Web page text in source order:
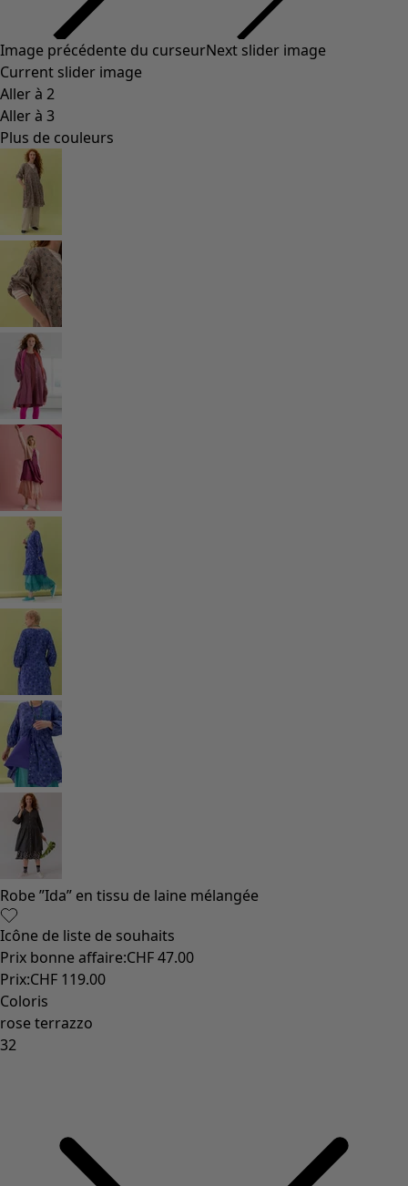
Image précédente du curseurNext slider image
Current slider image
Aller à 2
Aller à 3
Plus de couleurs
Robe ”Ida” en tissu de laine mélangée
Icône de liste de souhaits
Prix bonne affaire:CHF 47.00
Prix:CHF 119.00
Coloris
rose terrazzo
32